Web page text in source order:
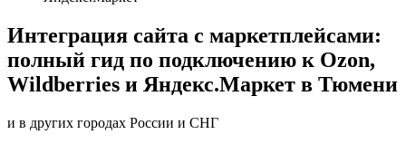
Интеграция сайта с маркетплейсами:
полный гид по подключению к Ozon,
Wildberries и Яндекс.Маркет в Тюмени
и в других городах России и СНГ